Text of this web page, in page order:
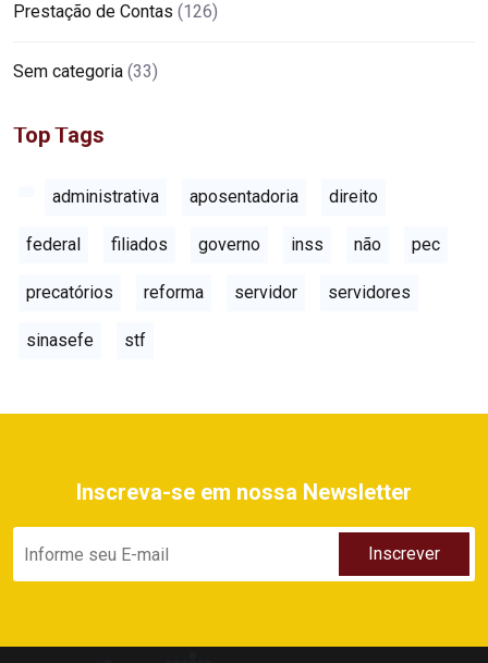
Prestação de Contas (126)
Sem categoria (33)
Top Tags
administrativa aposentadoria direito
federal filiados governo inss não pec
precatórios reforma servidor servidores
sinasefe stf
Inscreva-se em nossa Newsletter